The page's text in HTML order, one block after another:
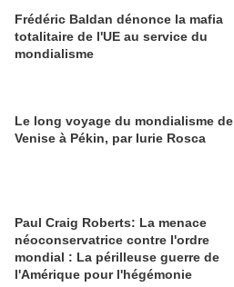
Frédéric Baldan dénonce la mafia
totalitaire de l'UE au service du
mondialisme
Le long voyage du mondialisme de
Venise à Pékin, par Iurie Rosca
Paul Craig Roberts: La menace
néoconservatrice contre l'ordre
mondial : La périlleuse guerre de
l'Amérique pour l'hégémonie